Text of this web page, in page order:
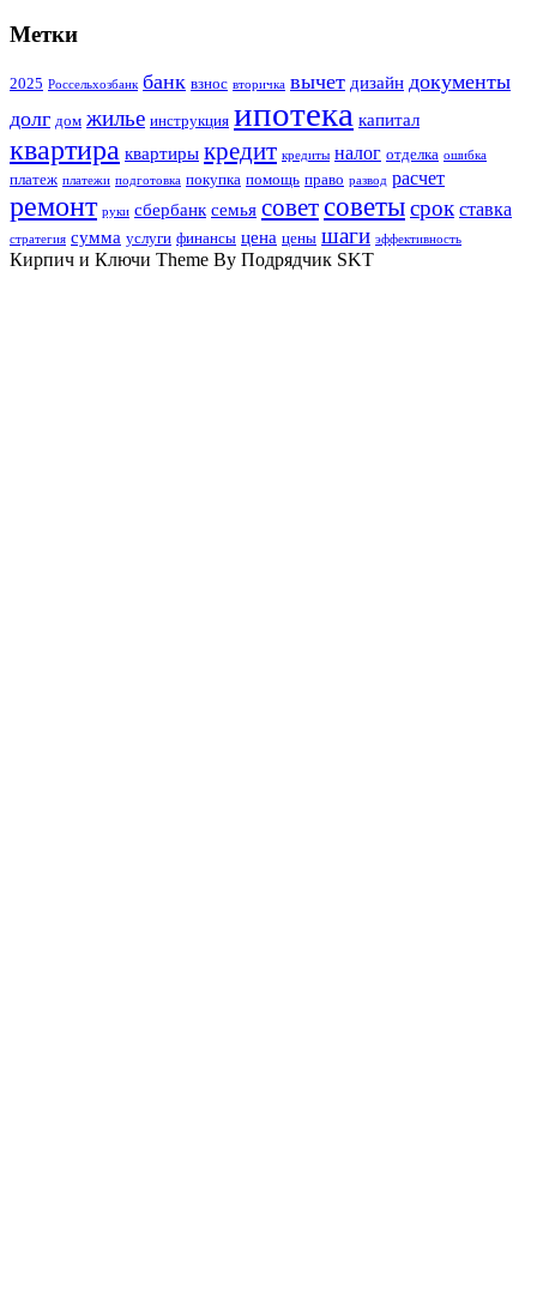
Метки
2025 Россельхозбанк банк взнос вторичка вычет дизайн документы
долг дом жилье инструкция ипотека капитал
квартира квартиры кредит кредиты налог отделка ошибка
платеж платежи подготовка покупка помощь право развод расчет
ремонт руки сбербанк семья советсоветысрок ставка
стратегия сумма услуги финансы цена цены шаги эффективность
Кирпич и Ключи Theme By Подрядчик SKT